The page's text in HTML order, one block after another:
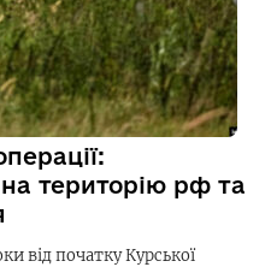
територію рф та
від початку Курської